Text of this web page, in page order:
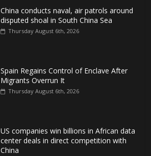
China conducts naval, air patrols around
disputed shoal in South China Sea
Thursday August 6th, 2026
Spain Regains Control of Enclave After
Migrants Overrun It
Thursday August 6th, 2026
US companies win billions in African data
center deals in direct competition with
China